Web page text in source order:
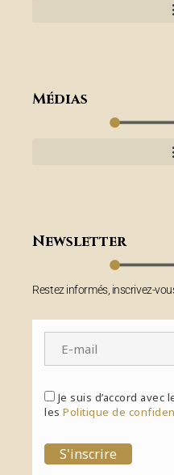
Médias
Newsletter
Restez informés, inscrivez-
Je suis d’accord avec
lesPolitique de
S'inscrire